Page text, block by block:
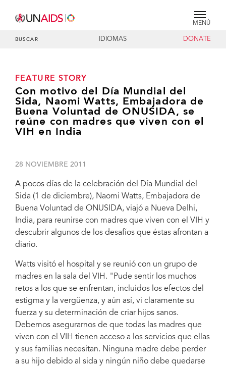
MENÚ
BUSCAR IDIOMAS DONATE
FEATURE STORY
Con motivo del Día Mundial del
Sida, Naomi Watts, Embajadora de
Buena Voluntad de ONUSIDA, se
reúne con madres que viven con el
VIH en India
28 NOVIEMBRE 2011
A pocos días de la celebración del Día Mundial del
Sida (1 de diciembre), Naomi Watts, Embajadora de
Buena Voluntad de ONUSIDA, viajó a Nueva Delhi,
India, para reunirse con madres que viven con el VIH y
descubrir algunos de los desafíos que éstas afrontan a
diario.
Watts visitó el hospital y se reunió con un grupo de
madres en la sala del VIH. "Pude sentir los muchos
retos a los que se enfrentan, incluidos los efectos del
estigma y la vergüenza, y aún así, vi claramente su
fuerza y su determinación de criar hijos sanos.
Debemos asegurarnos de que todas las madres que
viven con el VIH tienen acceso a los servicios que ellas
y sus familias necesitan. Ninguna madre debe perder
a su hijo debido al sida y ningún niño debe quedarse